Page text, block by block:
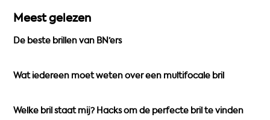
o
m
Meest gelezen
De beste brillen van BN’ers
Wat iedereen moet weten over een multifocale bril
Welke bril staat mij? Hacks om de perfecte bril te vinden